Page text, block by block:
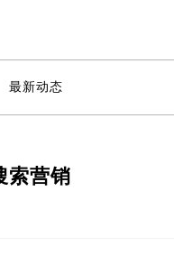
最新动态
索营销